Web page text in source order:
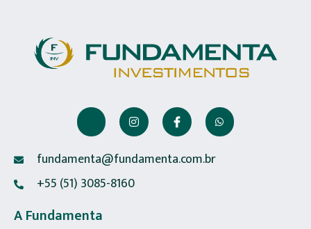
fundamenta@fundamenta.com.br
+55 (51) 3085-8160
A Fundamenta